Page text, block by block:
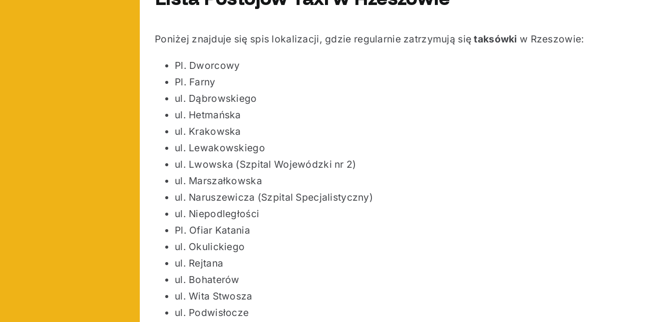
Poniżej znajduje się spis lokalizacji, gdzie regularnie zatrzymują siętaksówki w Rzeszowie:
Pl. Dworcowy
Pl. Farny
ul. Dąbrowskiego
ul. Hetmańska
ul. Krakowska
ul. Lewakowskiego
ul. Lwowska (Szpital Wojewódzki nr 2)
ul. Marszałkowska
ul. Naruszewicza (Szpital Specjalistyczny)
ul. Niepodległości
Pl. Ofiar Katania
ul. Okulickiego
ul. Rejtana
ul. Bohaterów
ul. Wita Stwosza
ul. Podwisłocze